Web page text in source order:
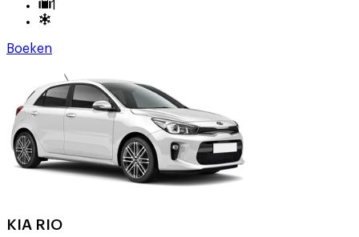
1
Boeken
KIA RIO